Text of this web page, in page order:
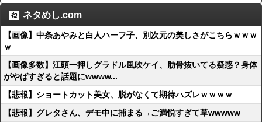
ネタめし.com
【画像】中条あやみと白人ハーフ子、別次元の美しさがこちらｗｗｗ
ｗ
【画像多数】江頭一押しグラドル風吹ケイ、肋骨抜いてる疑惑？身体
がやばすぎると話題にwwww...
【悲報】ショートカット美女、脱がなくて期待ハズレｗｗｗｗ
【悲報】グレタさん、デモ中に捕まる→ご満悦すぎて草wwwww